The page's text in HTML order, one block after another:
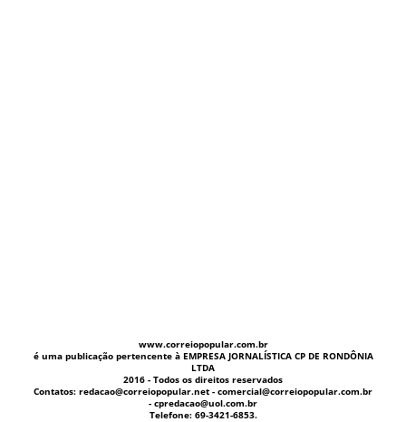
www.correiopopular.com.br
é uma publicação pertencente à EMPRESA JORNALÍSTICA CP DE RONDÔNIA
LTDA
2016 - Todos os direitos reservados
Contatos: redacao@correiopopular.net - comercial@correiopopular.com.br
- cpredacao@uol.com.br
Telefone: 69-3421-6853.